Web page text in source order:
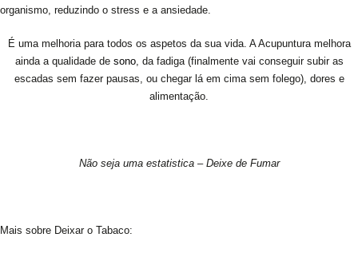
organismo, reduzindo o stress e a ansiedade.
É uma melhoria para todos os aspetos da sua vida. A Acupuntura melhora
ainda a qualidade de sono, da fadiga (finalmente vai conseguir subir as
escadas sem fazer pausas, ou chegar lá em cima sem folego), dores e
alimentação.
Não seja uma estatistica – Deixe de Fumar
Mais sobre Deixar o Tabaco: